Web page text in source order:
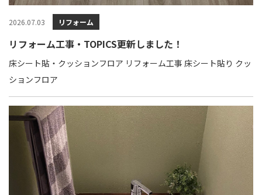
2026.07.03 リフォーム
リフォーム工事・TOPICS更新しました！
床シート貼・クッションフロア リフォーム工事 床シート貼り クッ
ションフロア